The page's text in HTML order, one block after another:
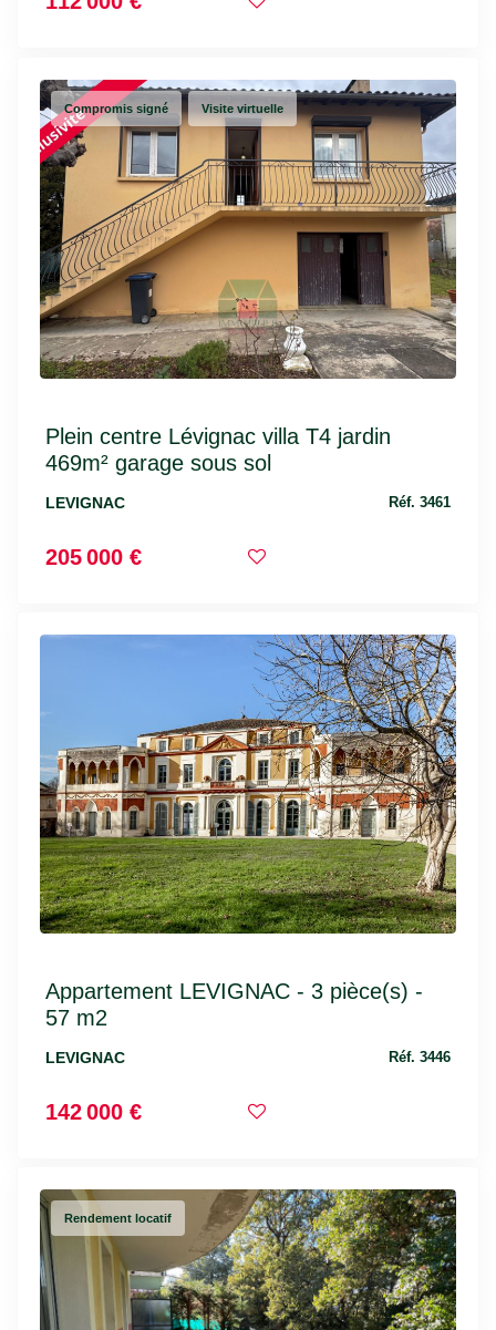
Compromis signé Visite virtuelle
Plein centre Lévignac villa T4 jardin
469m² garage sous sol
LEVIGNAC Réf. 3461
205 000 €
Appartement LEVIGNAC - 3 pièce(s) -
57 m2
LEVIGNAC Réf. 3446
142 000 €
Rendement locatif